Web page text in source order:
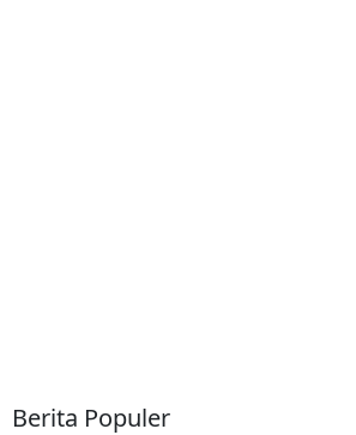
Berita Populer